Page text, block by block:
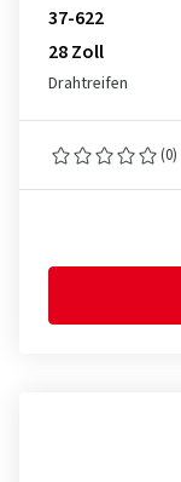
37-622
28 Zoll
Drahtreifen
(0)